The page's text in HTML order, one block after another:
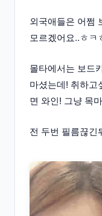
외국애들은 어쩜
모르겠어요..ㅎㅋ
몰타에서는 보드
마셨는데! 취하고
면 와인! 그냥 목
전 두번 필름끊긴